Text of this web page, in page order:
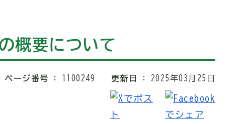
概要について
ページ番号 1100249 更新日 2025年03月25日